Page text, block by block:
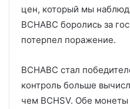
цен, который мы
BCHABC боролись за
потерпел поражение.
BCHABC стал
контроль больше
чем BCHSV. Обе монеты